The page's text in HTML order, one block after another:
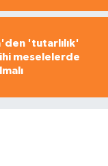
'tutarlılık'
meselelerde